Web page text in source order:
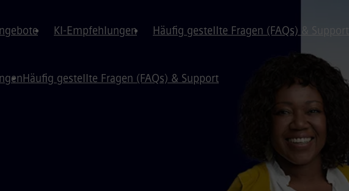
KI-Empfehlungen Häufig gestellte Fragen (FAQs) & Support
Häufig gestellte Fragen (FAQs) & Support